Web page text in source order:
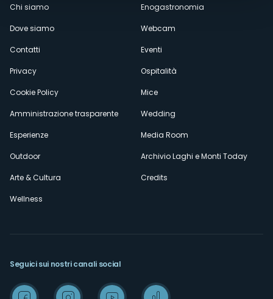
Menù
secondario
Chi siamo
Dove siamo
Contatti
Privacy
Cookie Policy
Amministrazione trasparente
Esperienze
Outdoor
Arte & Cultura
Wellness
Enogastronomia
Webcam
Eventi
Ospitalità
Mice
Wedding
Media Room
Archivio Laghi e Monti Today
Credits
Seguici sui nostri canali social